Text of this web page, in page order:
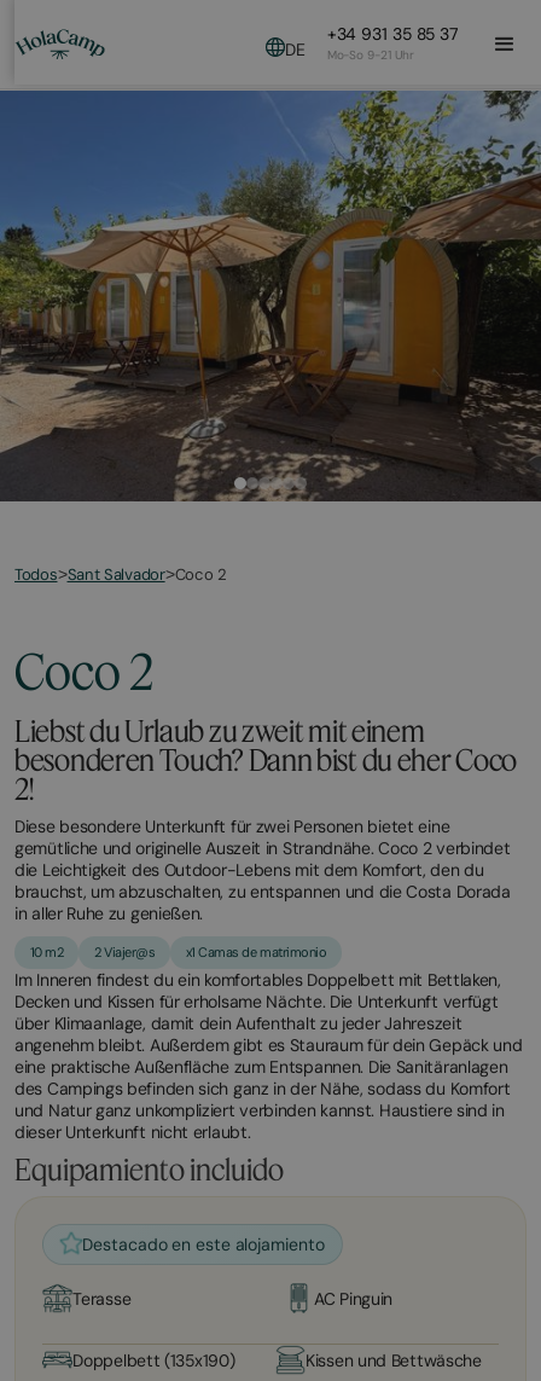
DE
+34 931 35 85 37
Mo-So 9-21 Uhr
Todos>Sant Salvador>Coco 2
Coco 2
Liebst du Urlaub zu zweit mit einem
besonderen Touch? Dann bist du eher Coco
2!
Diese besondere Unterkunft für zwei Personen bietet eine
gemütliche und originelle Auszeit in Strandnähe. Coco 2 verbindet
die Leichtigkeit des Outdoor-Lebens mit dem Komfort, den du
brauchst, um abzuschalten, zu entspannen und die Costa Dorada
in aller Ruhe zu genießen.
10 m2 2 Viajer@s x1 Camas de matrimonio
Im Inneren findest du ein komfortables Doppelbett mit Bettlaken,
Decken und Kissen für erholsame Nächte. Die Unterkunft verfügt
über Klimaanlage, damit dein Aufenthalt zu jeder Jahreszeit
angenehm bleibt. Außerdem gibt es Stauraum für dein Gepäck und
eine praktische Außenfläche zum Entspannen. Die Sanitäranlagen
des Campings befinden sich ganz in der Nähe, sodass du Komfort
und Natur ganz unkompliziert verbinden kannst. Haustiere sind in
dieser Unterkunft nicht erlaubt.
Equipamiento incluido
Destacado en este alojamiento
Terasse AC Pinguin
Doppelbett (135x190) Kissen und Bettwäsche